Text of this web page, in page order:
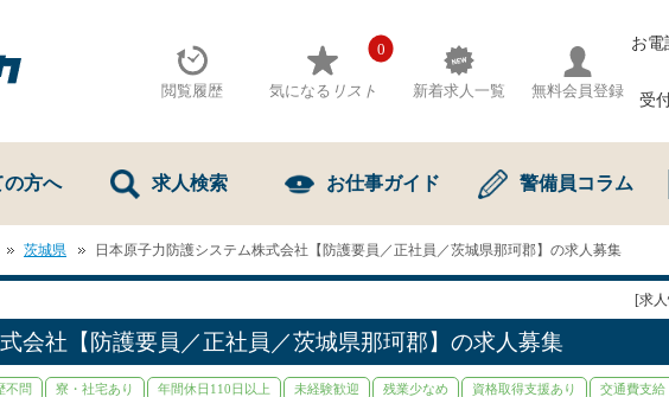
閲覧履歴
0
気になる リスト 新着求人一覧 無料会員登録
お電
受
の方へ 求人検索 お仕事ガイド 警備員コラム
茨城県 日本原子力防護システム株式会社【防護要員／正社員／茨城県那珂郡】の求人募集
[求
会社【防護要員／正社員／茨城県那珂郡】の求人募集
不問 寮・社宅あり 年間休日110日以上 未経験歓迎 残業少なめ 資格取得支援あり 交通費支給